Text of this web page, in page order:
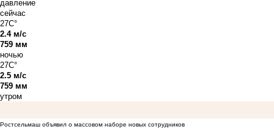
давление
сейчас
27C°
2.4 м/с
759 мм
ночью
27C°
2.5 м/с
759 мм
утром
Ростсельмаш объявил о массовом наборе новых сотрудников